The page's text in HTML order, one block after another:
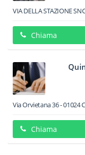
VIA DELLA STAZIONE
Chiama
Via Orvietana 36-01024
Chiama